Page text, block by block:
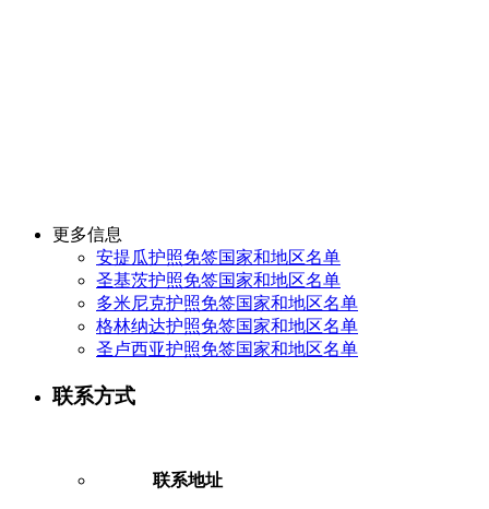
更多信息
安提瓜护照免签国家和地区名单
圣基茨护照免签国家和地区名单
多米尼克护照免签国家和地区名单
格林纳达护照免签国家和地区名单
圣卢西亚护照免签国家和地区名单
联系方式
联系地址